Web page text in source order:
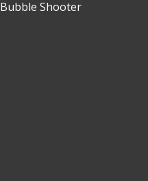
Bubble Shooter